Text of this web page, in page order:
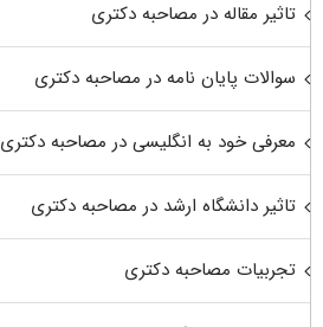
تاثیر مقاله در مصاحبه دکتری
سوالات پایان نامه در مصاحبه دکتری
معرفی خود به انگلیسی در مصاحبه دکتری
تاثیر دانشگاه ارشد در مصاحبه دکتری
تجربیات مصاحبه دکتری